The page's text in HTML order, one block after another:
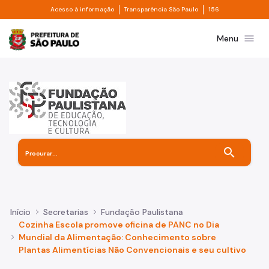
Pular para o Conteúdo principal
Acesso à informação Divisor de acesso à informação
Transparência São Paulo Divisor de
156
Prefeitura de São PauloMenu menu
search
Início Secretarias
Fundação Paulistana
Cozinha Escola promove oficina de PANC no Dia
Mundial da Alimentação: Conhecimento sobre
Plantas Alimentícias Não Convencionais e seu cultivo